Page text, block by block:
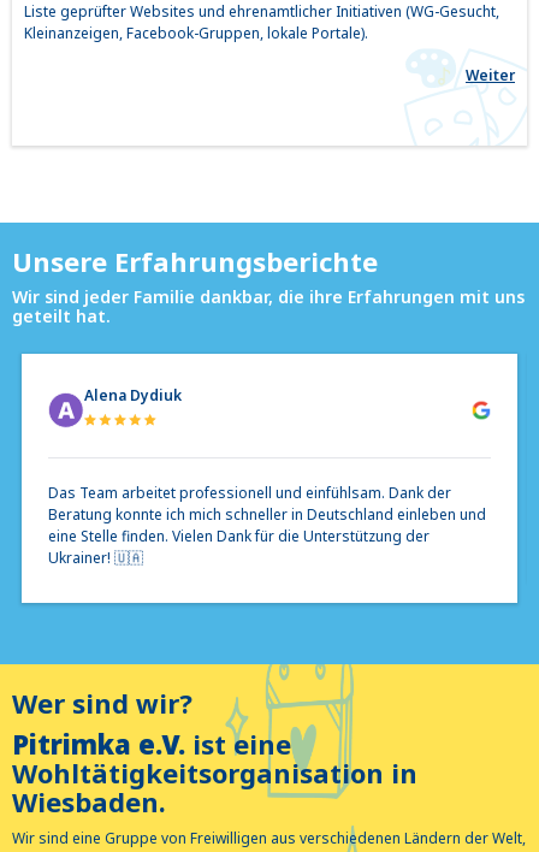
Liste geprüfter Websites und ehrenamtlicher Initiativen (WG-Gesucht,
Kleinanzeigen, Facebook-Gruppen, lokale Portale).
Weiter
Unsere Erfahrungsberichte
Wir sind jeder Familie dankbar, die ihre Erfahrungen mit uns
geteilt hat.
Alena Dydiuk
Das Team arbeitet professionell und einfühlsam. Dank der
Beratung konnte ich mich schneller in Deutschland einleben und
eine Stelle finden. Vielen Dank für die Unterstützung der
Ukrainer! 🇺🇦
Wer sind wir?
Pitrimka e.V. ist eine
Wohltätigkeitsorganisation in
Wiesbaden.
Wir sind eine Gruppe von Freiwilligen aus verschiedenen Ländern der Welt,